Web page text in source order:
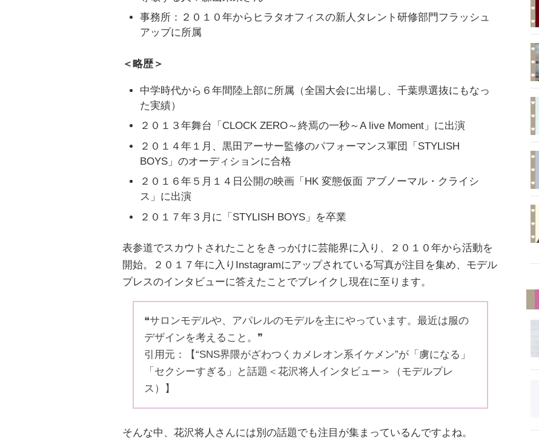
事務所：２０１０年からヒラタオフィスの新人タレント研修部門フラッシュ
アップに所属
＜略歴＞
中学時代から６年間陸上部に所属（全国大会に出場し、千葉県選抜にもなっ
た実績）
２０１３年舞台「CLOCK ZERO～終焉の一秒～A live Moment」に出演
２０１４年１月、黒田アーサー監修のパフォーマンス軍団「STYLISH
BOYS」のオーディションに合格
２０１６年５月１４日公開の映画「HK 変態仮面 アブノーマル・クライシ
ス」に出演
２０１７年３月に「STYLISH BOYS」を卒業
表参道でスカウトされたことをきっかけに芸能界に入り、２０１０年から活動を
開始。２０１７年に入りInstagramにアップされている写真が注目を集め、モデル
プレスのインタビューに答えたことでブレイクし現在に至ります。
❝サロンモデルや、アパレルのモデルを主にやっています。最近は服の
デザインを考えること。❞
引用元：【“SNS界隈がざわつくカメレオン系イケメン”が「虜になる」
「セクシーすぎる」と話題＜花沢将人インタビュー＞（モデルプレ
ス）】
そんな中、花沢将人さんには別の話題でも注目が集まっているんですよね。